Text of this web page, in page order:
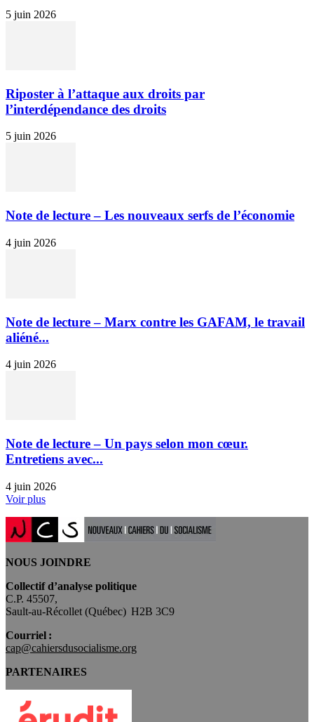
5 juin 2026
Riposter à l’attaque aux droits par
l’interdépendance des droits
5 juin 2026
Note de lecture – Les nouveaux serfs de l’économie
4 juin 2026
Note de lecture – Marx contre les GAFAM, le travail
aliéné...
4 juin 2026
Note de lecture – Un pays selon mon cœur.
Entretiens avec...
4 juin 2026
Voir plus
NOUS JOINDRE
Collectif d’analyse politique
C.P. 45507,
Sault-au-Récollet (Québec) H2B 3C9
Courriel :
cap@cahiersdusocialisme.org
PARTENAIRES